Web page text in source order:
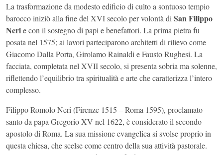
La trasformazione da modesto edificio di culto a sontuoso tempio
barocco iniziò alla fine del XVI secolo per volontà di San Filippo
Nerie con il sostegno di papi e benefattori. La prima pietra fu
posata nel 1575; ai lavori parteciparono architetti di rilievo come
Giacomo Dalla Porta, Girolamo Rainaldi e Fausto Rughesi. La
facciata, completata nel XVII secolo, si presenta sobria ma solenne,
riflettendo l’equilibrio tra spiritualità e arte che caratterizza l’intero
complesso.
Filippo Romolo Neri (Firenze 1515 – Roma 1595), proclamato
santo da papa Gregorio XV nel 1622, è considerato il secondo
apostolo di Roma. La sua missione evangelica si svolse proprio in
questa chiesa, che scelse come centro della sua attività pastorale.